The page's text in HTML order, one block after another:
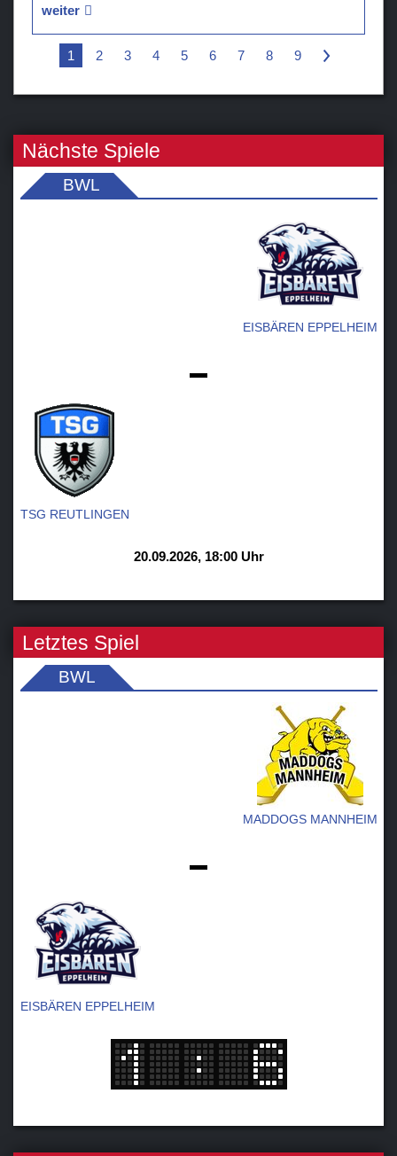
weiter
1 2 3 4 5 6 7 8 9 >
Nächste Spiele
BWL
EISBÄREN EPPELHEIM
TSG REUTLINGEN
20.09.2026, 18:00 Uhr
Letztes Spiel
BWL
MADDOGS MANNHEIM
-
EISBÄREN EPPELHEIM